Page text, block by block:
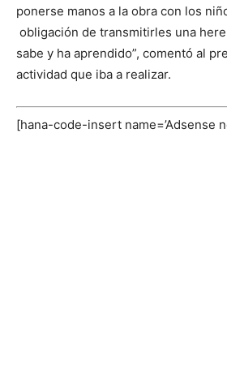
ponerse manos a la obra con los
obligación de transmitirles una
sabe y ha aprendido”, comentó al
actividad que iba a realizar.
[hana-code-insert name=’Adsense